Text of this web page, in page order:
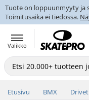
Tuote on loppuunmyyty ja
Toimitusaika ei tiedossa.
Valikko
Etusivu BMX